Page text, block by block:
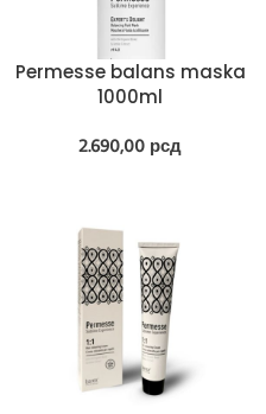
Permesse balans maska
1000ml
2.690,00 рсд